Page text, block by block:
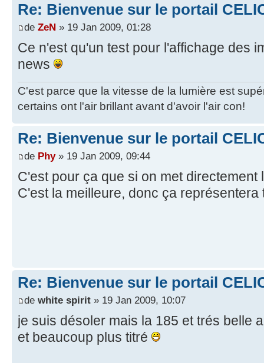
Re: Bienvenue sur le portail
de ZeN » 19 Jan 2009, 01:28
Ce n'est qu'un test pour l'affichage des
news
C'est parce que la vitesse de la lumière est
certains ont l'air brillant avant d'avoir l'air con!
Re: Bienvenue sur le portail
de Phy» 19 Jan 2009, 09:44
C'est pour ça que si on met
C'est la meilleure, donc ça représentera
Re: Bienvenue sur le portail
de white spirit » 19 Jan 2009, 10:07
je suis désoler mais la 185 et trés belle
et beaucoup plus titré